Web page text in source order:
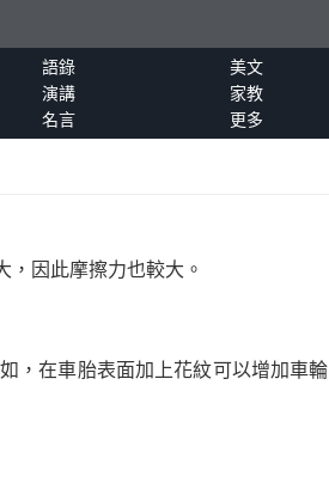
語錄
美文
演講
家教
名言 更多
因此摩擦力也較大。
，在車胎表面加上花紋可以增加車輪